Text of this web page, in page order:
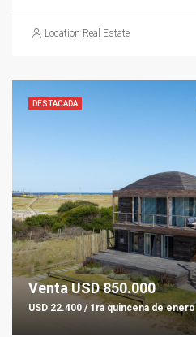
Location Real Estate
DESTACADA
Venta USD 850.000
USD 22.400 / 1ra quincena de enero